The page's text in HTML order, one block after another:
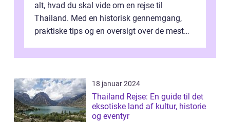
alt, hvad du skal vide om en rejse til
Thailand. Med en historisk gennemgang,
praktiske tips og en oversigt over de mest
18 januar 2024
Thailand Rejse: En guide til det
eksotiske land af kultur, historie
og eventyr